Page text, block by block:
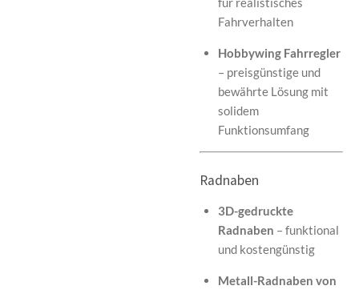
Fahrverhalten
Hobbywing Fahrregler
– preisgünstige und
bewährte Lösung mit
solidem
Funktionsumfang
Radnaben
3D-gedruckte
Radnaben – funktional
und kostengünstig
Metall-Radnaben von